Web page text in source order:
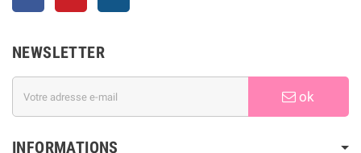
NEWSLETTER
ok
INFORMATIONS